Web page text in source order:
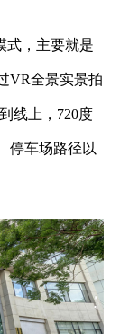
式，主要就是
VR全景实景拍
线上，720度
停车场路径以